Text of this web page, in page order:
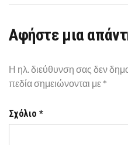
Αφήστε μια
Η ηλ. διεύθυνση σας δεν
πεδία σημειώνονται με *
Σχόλιο *